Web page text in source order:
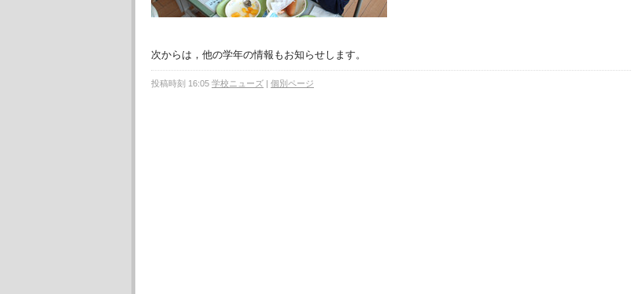
次からは，他の学年の情報もお知らせします。
投稿時刻 16:05 学校ニューズ | 個別ページ